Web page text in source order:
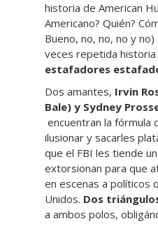
historia de American
Americano? Quién?
Bueno, no, no, no y no)
veces repetida historia
estafadores
Dos amantes, Irvin
Bale) y Sydney
encuentran la fórmula
ilusionar y sacarles
que el FBI les tiende
extorsionan para que
en escenas a políticos
Unidos. Dos
a ambos polos,